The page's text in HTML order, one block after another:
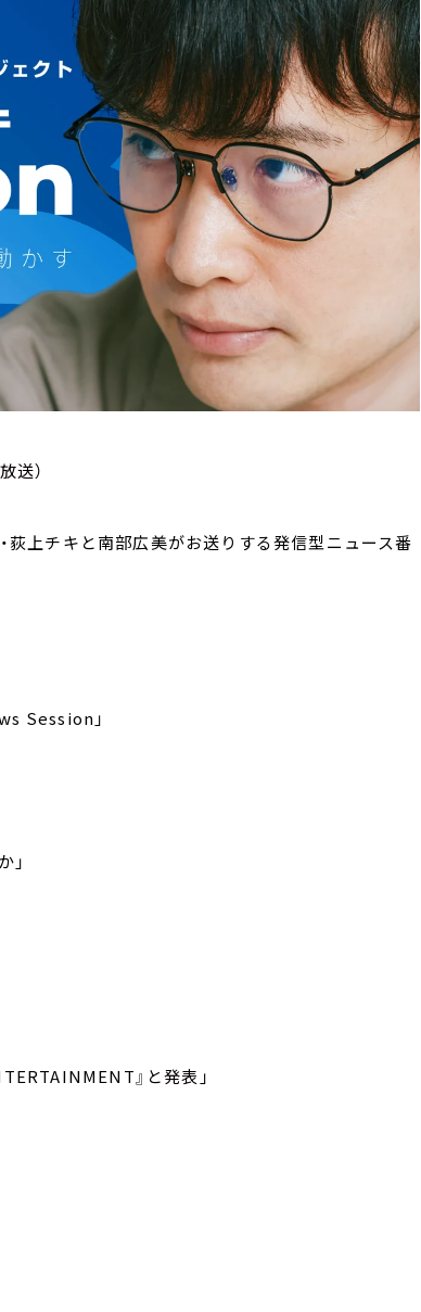
送）
荻上チキと南部広美がお送りする発信型ニュース番
Session」
」
』と発表」